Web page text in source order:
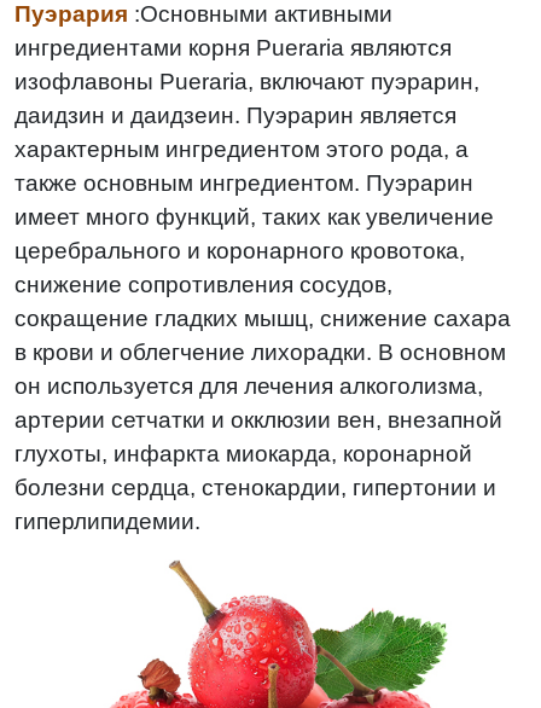
Пуэрария :Основными активными
ингредиентами корня Pueraria являются
изофлавоны Pueraria, включают пуэрарин,
даидзин и даидзеин. Пуэрарин является
характерным ингредиентом этого рода, а
также основным ингредиентом. Пуэрарин
имеет много функций, таких как увеличение
церебрального и коронарного кровотока,
снижение сопротивления сосудов,
сокращение гладких мышц, снижение сахара
в крови и облегчение лихорадки. В основном
он используется для лечения алкоголизма,
артерии сетчатки и окклюзии вен, внезапной
глухоты, инфаркта миокарда, коронарной
болезни сердца, стенокардии, гипертонии и
гиперлипидемии.